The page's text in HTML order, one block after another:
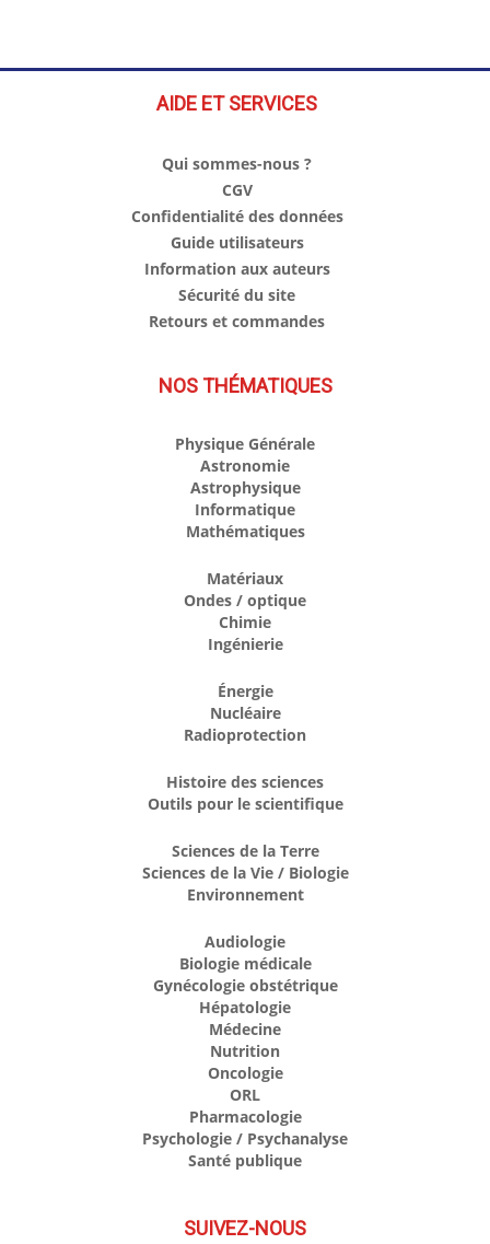
AIDE ET SERVICES
Qui sommes-nous ?
CGV
Confidentialité des données
Guide utilisateurs
Information aux auteurs
Sécurité du site
Retours et commandes
NOS THÉMATIQUES
Physique Générale
Astronomie
Astrophysique
Informatique
Mathématiques
Matériaux
Ondes / optique
Chimie
Ingénierie
Énergie
Nucléaire
Radioprotection
Histoire des sciences
Outils pour le scientifique
Sciences de la Terre
Sciences de la Vie / Biologie
Environnement
Audiologie
Biologie médicale
Gynécologie obstétrique
Hépatologie
Médecine
Nutrition
Oncologie
ORL
Pharmacologie
Psychologie / Psychanalyse
Santé publique
SUIVEZ-NOUS